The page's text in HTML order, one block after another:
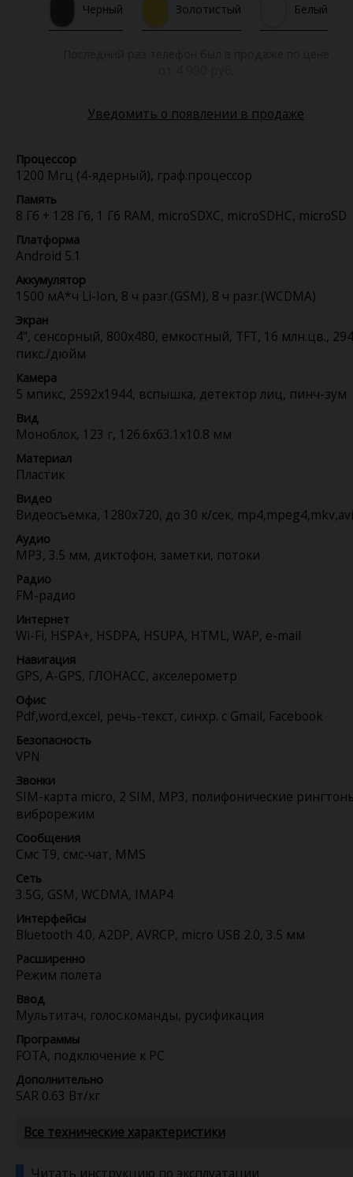
Черный Золотистый Белый
Уведомить о появлении в продаже
Процессор
1200 Мгц (4-ядерный), граф.процессор
Память
8 Гб + 128 Гб, 1 Гб RAM, microSDXC, microSDHC, microSD
Платформа
Android 5.1
Аккумулятор
1500 мА*ч Li-Ion, 8 ч разг.(GSM), 8 ч разг.(WCDMA)
Экран
4", сенсорный, 800x480, емкостный, TFT, 16 млн.цв., 294
пикс./дюйм
Камера
5 мпикс, 2592x1944, вспышка, детектор лиц, пинч-зум
Вид
Моноблок, 123 г, 126.6x63.1x10.8 мм
Материал
Пластик
Видео
Видеосъемка, 1280x720, до 30 к/сек, mp4,mpeg4,mkv,avi
Аудио
MP3, 3.5 мм, диктофон, заметки, потоки
Радио
FM-радио
Интернет
Wi-Fi, HSPA+, HSDPA, HSUPA, HTML, WAP, e-mail
Навигация
GPS, A-GPS, ГЛОНАСС, акселерометр
Офис
Pdf,word,excel, речь-текст, синхр. с Gmail, Facebook
Безопасность
VPN
Звонки
SIM-карта micro, 2 SIM, MP3, полифонические
виброрежим
Сообщения
Смс Т9, смс-чат, MMS
Сеть
3.5G, GSM, WCDMA, IMAP4
Интерфейсы
Bluetooth 4.0, A2DP, AVRCP, micro USB 2.0, 3.5 мм
Расширенно
Режим полета
Ввод
Мультитач, голос.команды, русификация
Программы
FOTA, подключение к PC
Дополнительно
SAR 0.63 Вт/кг
Все технические характеристики
Читать инструкцию по эксплуатации